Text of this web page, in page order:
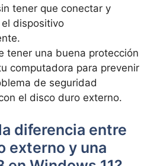
tener que conectar y
dispositivo
tener una buena protección
computadora para prevenir
de seguridad
el disco duro externo.
diferencia entre
externo y una